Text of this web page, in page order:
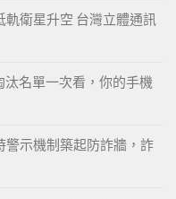
軌衛星升空 台灣立體通訊
汰名單一次看，你的手機
警示機制築起防詐牆，詐